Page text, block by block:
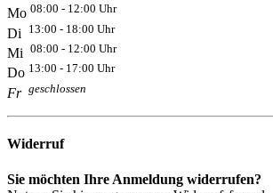
Mo 08:00 - 12:00 Uhr
Di 13:00 - 18:00 Uhr
Mi 08:00 - 12:00 Uhr
Do 13:00 - 17:00 Uhr
Fr geschlossen
Widerruf
Sie möchten Ihre Anmeldung widerrufen?